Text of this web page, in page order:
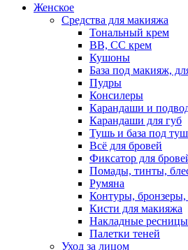
Женское
Средства для макияжа
Тональный крем
BB, CC крем
Кушоны
База под макияж,
Пудры
Консилеры
Карандаши и
Карандаши для губ
Тушь и база под
Всё для бровей
Фиксатор для
Помады, тинты,
Румяна
Контуры, бронзеры,
Кисти для макияжа
Накладные
Палетки теней
Уход за лицом